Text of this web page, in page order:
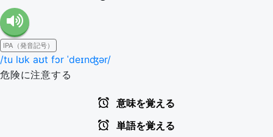
IPA（発音記号）
/tu lʊk aʊt fɔr ˈdeɪnʤər/
危険に注意する
意味を覚える
単語を覚える